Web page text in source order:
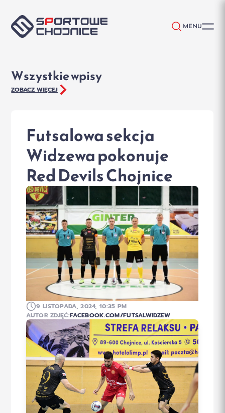
MENU
Wszystkie wpisy
ZOBACZ WIĘCEJ
Futsalowa sekcja
Widzewa pokonuje
Red Devils Chojnice
9 LISTOPADA, 2024, 10:35 PM
AUTOR ZDJĘĆ:FACEBOOK.COM/FUTSALWIDZEW